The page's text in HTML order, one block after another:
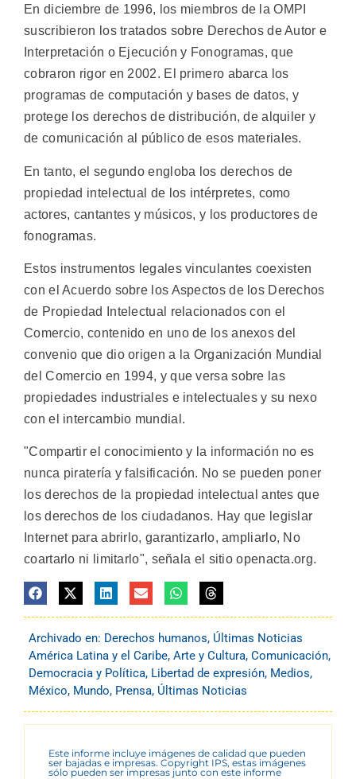
En diciembre de 1996, los miembros de la OMPI
suscribieron los tratados sobre Derechos de Autor e
Interpretación o Ejecución y Fonogramas, que
cobraron rigor en 2002. El primero abarca los
programas de computación y bases de datos, y
protege los derechos de distribución, de alquiler y
de comunicación al público de esos materiales.
En tanto, el segundo engloba los derechos de
propiedad intelectual de los intérpretes, como
actores, cantantes y músicos, y los productores de
fonogramas.
Estos instrumentos legales vinculantes coexisten
con el Acuerdo sobre los Aspectos de los Derechos
de Propiedad Intelectual relacionados con el
Comercio, contenido en uno de los anexos del
convenio que dio origen a la Organización Mundial
del Comercio en 1994, y que versa sobre las
propiedades industriales e intelectuales y su nexo
con el intercambio mundial.
"Compartir el conocimiento y la información no es
nunca piratería y falsificación. No se pueden poner
los derechos de la propiedad intelectual antes que
los derechos de los ciudadanos. Hay que legislar
Internet para abrirlo, garantizarlo, ampliarlo, No
coartarlo ni limitarlo", señala el sitio openacta.org.
Archivado en: Derechos humanos, Últimas Noticias
América Latina y el Caribe, Arte y Cultura, Comunicación,
Democracia y Política, Libertad de expresión, Medios,
México, Mundo, Prensa, Últimas Noticias
Este informe incluye imágenes de calidad que pueden
ser bajadas e impresas. Copyright IPS, estas imágenes
sólo pueden ser impresas junto con este informe